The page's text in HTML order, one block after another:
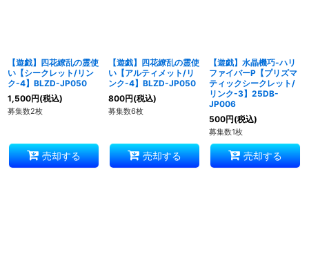
【遊戯】四花繚乱の霊使
い【シークレット/リン
ク-4】BLZD-JP050
1,500円(税込)
募集数2枚
売却する
【遊戯】四花繚乱の霊使
い【アルティメット/リ
ンク-4】BLZD-JP050
800円(税込)
募集数6枚
売却する
【遊戯】水晶機巧-ハリ
ファイバーP【プリズマ
ティックシークレット/
リンク-3】25DB-
JP006
500円(税込)
募集数1枚
売却する